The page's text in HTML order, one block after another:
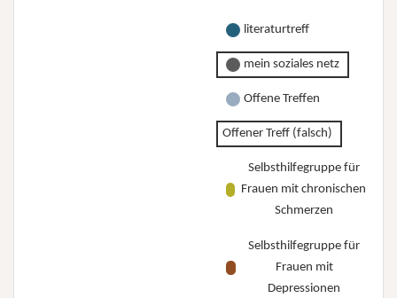
literaturtreff
mein soziales netz
Offene Treffen
Offener Treff (falsch)
Selbsthilfegruppe für
Frauen mit chronischen
Schmerzen
Selbsthilfegruppe für
Frauen mit
Depressionen